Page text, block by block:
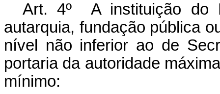
Art. 4º A instituição do
autarquia, fundação pública
nível não inferior ao de
portaria da autoridade
mínimo: